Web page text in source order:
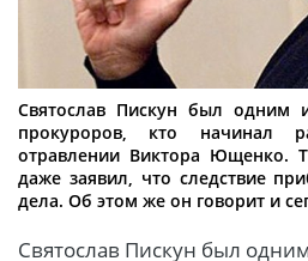
Святослав Пискун был одним
прокуроров, кто начинал
отравлении Виктора Ющенко.
даже заявил, что следствие
дела. Об этом же он говорит и
Святослав Пискун был